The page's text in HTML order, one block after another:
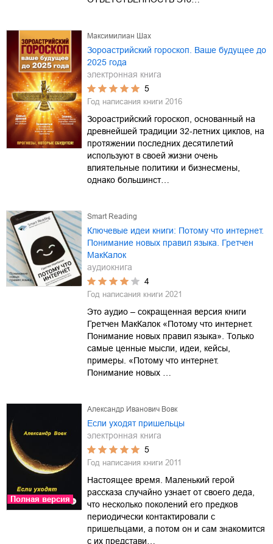
Максимилиан Шах
Зороастрийский гороскоп. Ваше будущее до
2025 года
электронная книга
5
Год написания книги 2016
Зороастрийский гороскоп, основанный на
древнейшей традиции 32-летних циклов, на
протяжении последних десятилетий
используют в своей жизни очень
влиятельные политики и бизнесмены,
однако большинст…
Smart Reading
Ключевые идеи книги: Потому что интернет.
Понимание новых правил языка. Гретчен
МакКалок
аудиокнига
4
Год написания книги 2021
Это аудио – сокращенная версия книги
Гретчен МакКалок «Потому что интернет.
Понимание новых правил языка». Только
самые ценные мысли, идеи, кейсы,
примеры. «Потому что интернет.
Понимание новых …
Полная версия
Александр Иванович Вовк
Если уходят пришельцы
электронная книга
5
Год написания книги 2011
Настоящее время. Маленький герой
рассказа случайно узнает от своего деда,
что несколько поколений его предков
периодически контактировали с
пришельцами, а потом он и сам знакомится
с их представи…